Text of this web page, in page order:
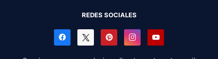
REDES SOCIALES